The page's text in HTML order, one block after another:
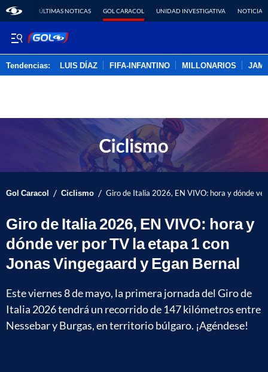
ÚLTIMAS NOTICAS GOL CARACOL UNIDAD INVESTIGATIVA NOTICIAS
Tendencias: LUIS DÍAZ FIFA-INFANTINO MILLONARIOS
Gol Caracol / Ciclismo / Giro de Italia 2026, EN VIVO: hora y dónde
Giro de Italia 2026, EN VIVO: hora y
dónde ver por TV la etapa 1 con
Jonas Vingegaard y Egan Bernal
Este viernes 8 de mayo, la primera jornada del Giro de
Italia 2026 tendrá un recorrido de 147 kilómetros entre
Nessebar y Burgas, en territorio búlgaro. ¡Agéndese!